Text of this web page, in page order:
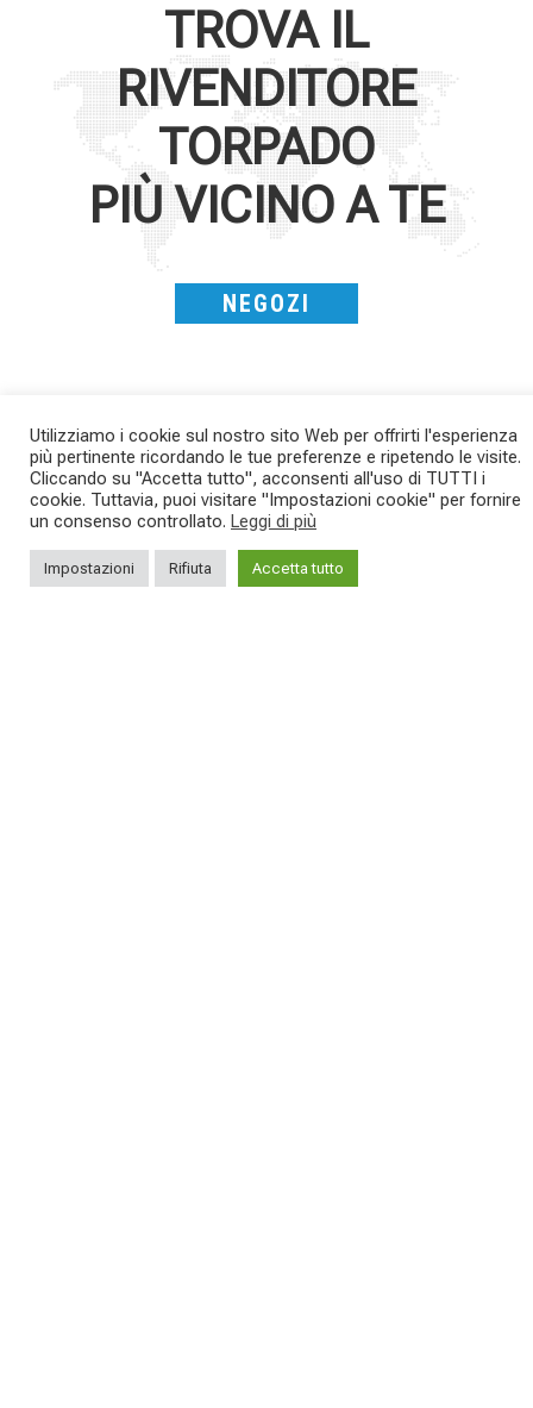
TROVA IL
RIVENDITORE
TORPADO
PIÙ VICINO A TE
NEGOZI
IBF sta per
...
Utilizziamo i cookie sul nostro sito Web per offrirti l'esperienza
più pertinente ricordando le tue preferenze e ripetendo le visite.
Cliccando su "Accetta tutto", acconsenti all'uso di TUTTI i
cookie. Tuttavia, puoi visitare "Impostazioni cookie" per fornire
un consenso controllato. Leggi di più
Impostazioni Rifiuta Accetta tutto